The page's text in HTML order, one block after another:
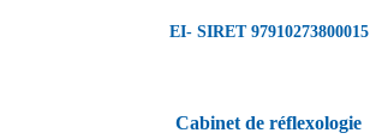
Cabinet de réflexologie
EI- SIRET 97910273800015